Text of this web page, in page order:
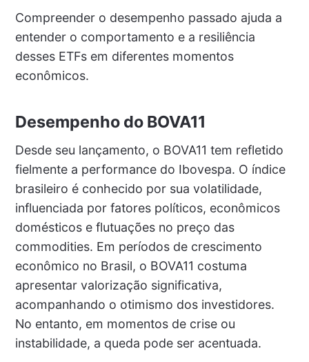
Compreender o desempenho passado ajuda a
entender o comportamento e a resiliência
desses ETFs em diferentes momentos
econômicos.
Desempenho do BOVA11
Desde seu lançamento, o BOVA11 tem refletido
fielmente a performance do Ibovespa. O índice
brasileiro é conhecido por sua volatilidade,
influenciada por fatores políticos, econômicos
domésticos e flutuações no preço das
commodities. Em períodos de crescimento
econômico no Brasil, o BOVA11 costuma
apresentar valorização significativa,
acompanhando o otimismo dos investidores.
No entanto, em momentos de crise ou
instabilidade, a queda pode ser acentuada.